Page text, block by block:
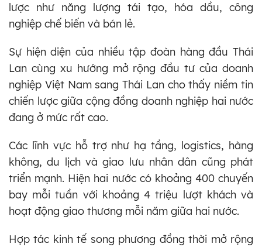
lược như năng lượng tái tạo, hóa dầu, công
nghiệp chế biến và bán lẻ.
Sự hiện diện của nhiều tập đoàn hàng đầu Thái
Lan cùng xu hướng mở rộng đầu tư của doanh
nghiệp Việt Nam sang Thái Lan cho thấy niềm tin
chiến lược giữa cộng đồng doanh nghiệp hai nước
đang ở mức rất cao.
Các lĩnh vực hỗ trợ như hạ tầng, logistics, hàng
không, du lịch và giao lưu nhân dân cũng phát
triển mạnh. Hiện hai nước có khoảng 400 chuyến
bay mỗi tuần với khoảng 4 triệu lượt khách và
hoạt động giao thương mỗi năm giữa hai nước.
Hợp tác kinh tế song phương đồng thời mở rộng